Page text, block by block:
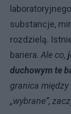
substancje,
rozdzielą.
bariera. Ale co,
duchowym te
granica między
„wybrane”,